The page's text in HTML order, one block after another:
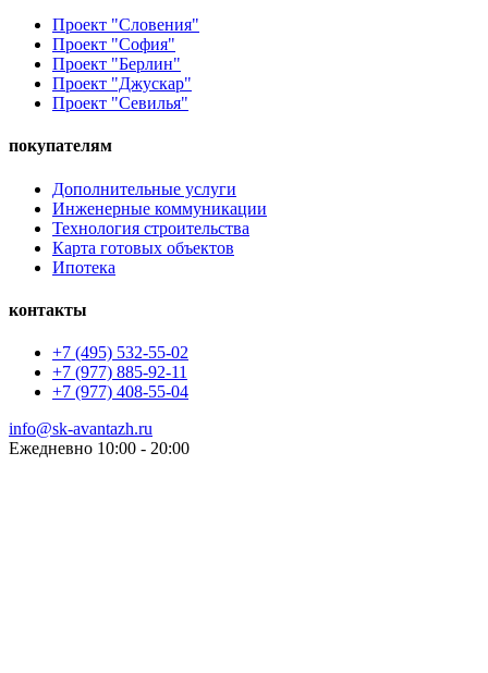
Проект "Словения"
Проект "София"
Проект "Берлин"
Проект "Джускар"
Проект "Севилья"
покупателям
Дополнительные услуги
Инженерные коммуникации
Технология строительства
Карта готовых объектов
Ипотека
контакты
+7 (495) 532-55-02
+7 (977) 885-92-11
+7 (977) 408-55-04
info@sk-avantazh.ru
Ежедневно 10:00 - 20:00